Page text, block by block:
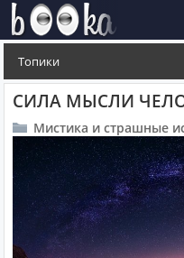
Топики
СИЛА МЫСЛИ
Мистика и страшные